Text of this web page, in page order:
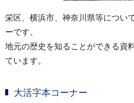
栄区、横浜市、神奈川県等につい
ーです。
地元の歴史を知ることができる資
ています。
大活字本コーナー